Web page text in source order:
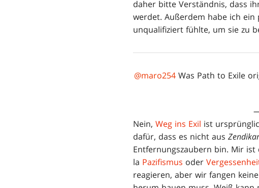
daher bitte Verständnis, dass
werdet. Außerdem habe ich
unqualifiziert fühlte, um sie zu
@maro254Was Path to Exile
Nein, Weg ins Exil ist
dafür, dass es nicht aus Zendikar
Entfernungszaubern bin. Mir
la Pazifismus oder
reagieren, aber wir fangen